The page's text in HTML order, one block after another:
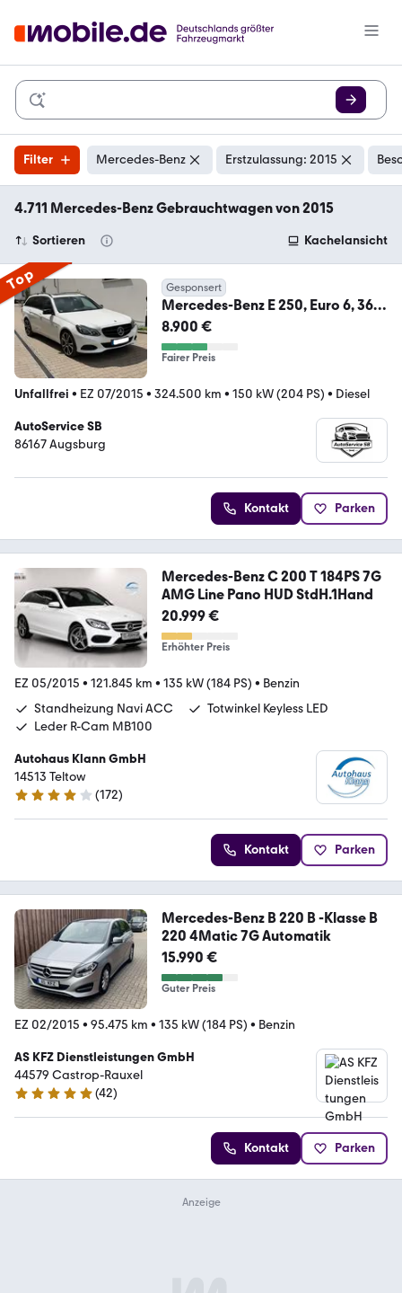
Filter Mercedes-Benz Erstzulassung: 2015
4.711 Mercedes-Benz Gebrauchtwagen von 2015
Sortieren Kachelansicht
Top Gesponsert
Mercedes-Benz E 250, Euro 6, 360
Kamera, AHK
8.900 €
Fairer Preis
Unfallfrei • EZ 07/2015 • 324.500 km • 150 kW (204 PS) • Diesel
AutoService SB
86167 Augsburg
Kontakt Parken
Mercedes-Benz C 200 T 184PS 7G
AMG Line Pano HUD StdH.1Hand
20.999 €
Erhöhter Preis
EZ 05/2015 • 121.845 km • 135 kW (184 PS) • Benzin
Standheizung Navi ACC
Totwinkel Keyless LED
Leder R-Cam MB100
Autohaus Klann GmbH
14513 Teltow
4 Sterne
(172)
Kontakt Parken
Mercedes-Benz B 220 B -Klasse B
220 4Matic 7G Automatik
15.990 €
Guter Preis
EZ 02/2015 • 95.475 km • 135 kW (184 PS) • Benzin
AS KFZ Dienstleistungen GmbH
44579 Castrop-Rauxel
5 Sterne
(42)
Kontakt Parken